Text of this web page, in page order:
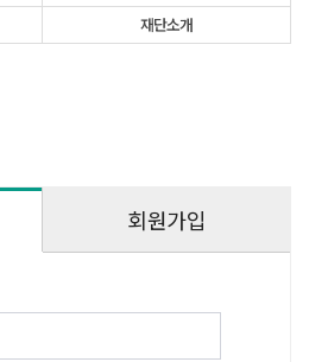
재단소개
회원가입